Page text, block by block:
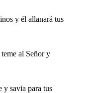
y él allanará tus
al Señor y
y savia para tus